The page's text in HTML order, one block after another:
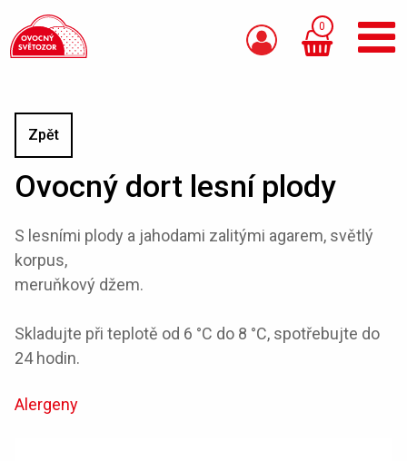
0
Zpět
Ovocný dort lesní plody
S lesními plody a jahodami zalitými agarem, světlý
korpus,
meruňkový džem.
Skladujte při teplotě od 6 °C do 8 °C, spotřebujte do
24 hodin.
Alergeny